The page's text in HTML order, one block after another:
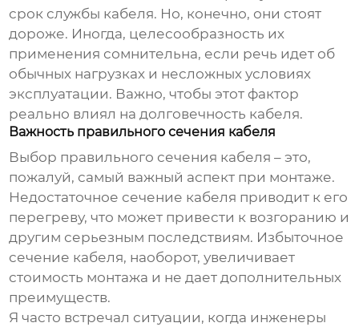
срок службы кабеля. Но, конечно, они стоят
дороже. Иногда, целесообразность их
применения сомнительна, если речь идет об
обычных нагрузках и несложных условиях
эксплуатации. Важно, чтобы этот фактор
реально влиял на долговечность кабеля.
Важность правильного сечения кабеля
Выбор правильного сечения кабеля – это,
пожалуй, самый важный аспект при монтаже.
Недостаточное сечение кабеля приводит к его
перегреву, что может привести к возгоранию и
другим серьезным последствиям. Избыточное
сечение кабеля, наоборот, увеличивает
стоимость монтажа и не дает дополнительных
преимуществ.
Я часто встречал ситуации, когда инженеры